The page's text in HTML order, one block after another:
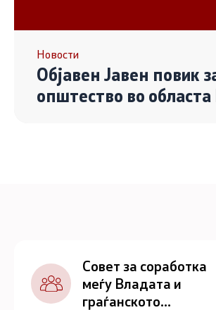
Линкови
Изјава за пристапност
Новости
Објавен Јавен повик
општество во
Совет за соработка
меѓу Владата и
граѓанското